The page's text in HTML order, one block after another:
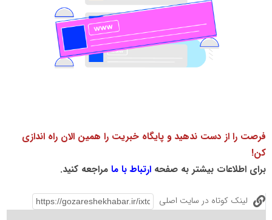
فرصت را از دست ندهید و پایگاه خبریت را همین الان راه اندازی
کن!
برای اطلاعات بیشتر به صفحه ارتباط با مامراجعه کنید.
لینک کوتاه در سایت اصلی